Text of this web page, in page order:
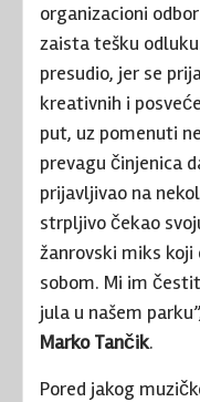
organizacioni
zaista tešku
presudio, jer se
kreativnih i
put, uz pomenuti
prevagu činjenica
prijavljivao na
strpljivo čekao
žanrovski miks
sobom. Mi im
jula u našem
Marko Tančik.
Pored jakog